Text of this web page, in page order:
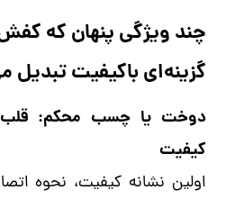
چند ویژگی پنهان که کفش
گزینه‌ای باکیفیت تبدیل
دوخت یا چسب محکم: قلب
کیفیت
اولین نشانه کیفیت، نحوه